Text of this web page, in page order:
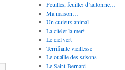
Feuilles, feuilles d’automne…
Ma maison…
Un curieux animal
La cité et la mer*
Le ciel vert
Terrifiante vieillesse
Le ouaille des saisons
Le Saint-Bernard